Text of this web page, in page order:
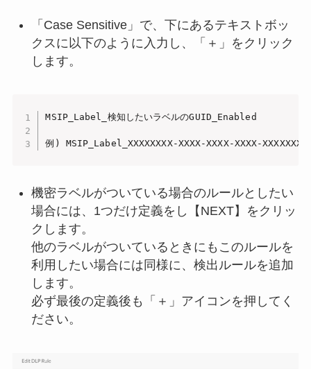
「Case Sensitive」で、下にあるテキストボッ
クスに以下のように入力し、「＋」をクリック
します。
MSIP_Label_検知したいラベルのGUID_Enabled
例) MSIP_Label_XXXXXXXX-XXXX-XXXX-XXXX-
機密ラベルがついている場合のルールとしたい
場合には、1つだけ定義をし【NEXT】をクリッ
クします。
他のラベルがついているときにもこのルールを
利用したい場合には同様に、検出ルールを追加
します。
必ず最後の定義後も「＋」アイコンを押してく
ださい。